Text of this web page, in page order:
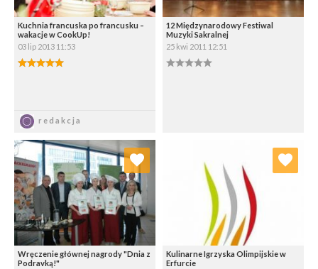
Kuchnia francuska po francusku –
wakacje w CookUp!
03 lip 2013 11:53
5.00/5
redakcja
12 Międzynarodowy Festiwal
Muzyki Sakralnej
25 kwi 2011 12:51
0.00/5
Wręczenie głównej nagrody "Dnia z
Podravką!"
Dodaj do ulubionych
Wybierz listę:
Kulinarne Igrzyska Olimpijskie w
Erfurcie
Dodaj do ulubionych
Wybierz listę: